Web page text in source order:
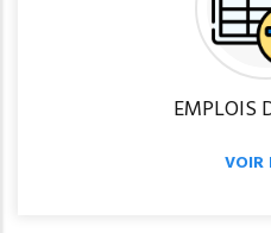
EMPLOIS
VOIR